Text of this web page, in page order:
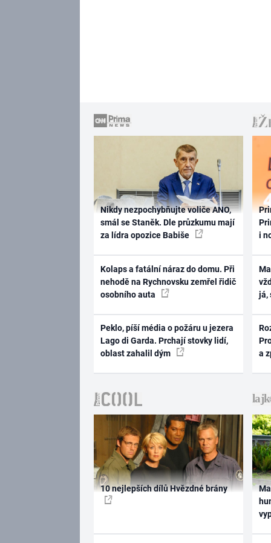
Nikdy nezpochybňujte voliče ANO,
smál se Staněk. Dle průzkumu mají
za lídra opozice Babiše
Kolaps a fatální náraz do domu. Při
nehodě na Rychnovsku zemřel řidič
osobního auta
Peklo, píší média o požáru u jezera
Lago di Garda. Prchají stovky lidí,
oblast zahalil dým
i
já,
a
10 nejlepších dílů Hvězdné brány